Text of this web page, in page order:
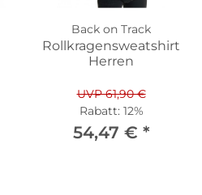
Back on Track
Rollkragensweatshirt
Herren
UVP 61,90 €
Rabatt: 12%
54,47 € *